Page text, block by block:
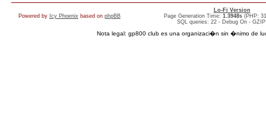
Powered by Icy Phoenix based on phpBB
Lo-Fi Version
Page Generation Time: 1.3948s (PHP:
SQL queries: 22 - Debug On -
Nota legal: gp800 club es una organizaci�n sin �nimo de